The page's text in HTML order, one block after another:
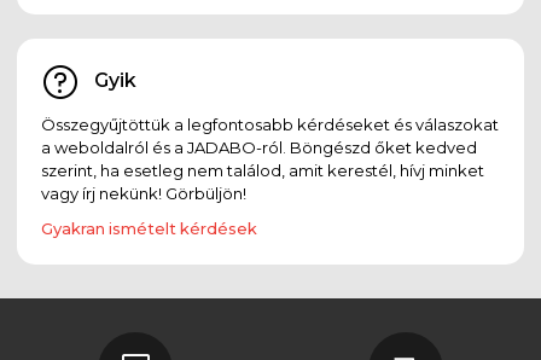
Gyik
Összegyűjtöttük a legfontosabb kérdéseket és válaszokat
a weboldalról és a JADABO-ról. Böngészd őket kedved
szerint, ha esetleg nem találod, amit kerestél, hívj minket
vagy írj nekünk! Görbüljön!
Gyakran ismételt kérdések